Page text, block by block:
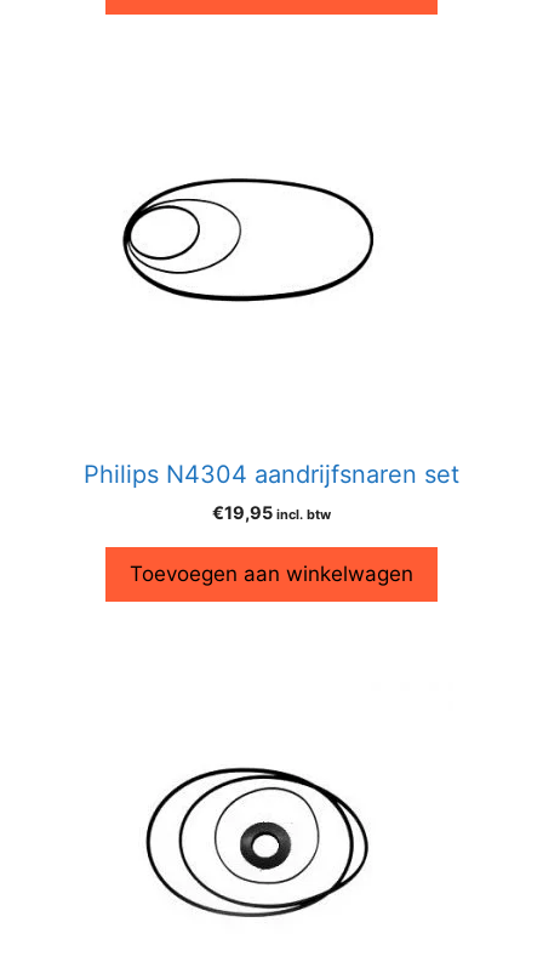
Philips N4304 aandrijfsnaren set
€19,95 incl. btw
Toevoegen aan winkelwagen